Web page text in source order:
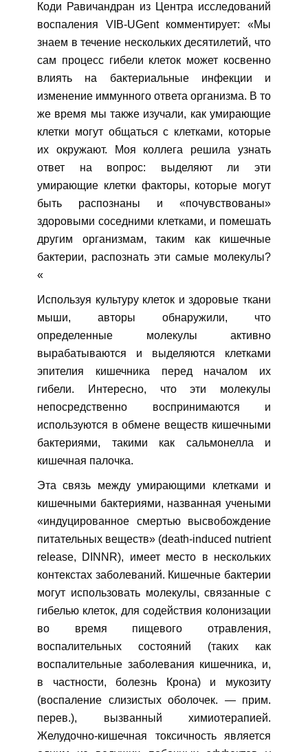
Коди Равичандран из Центра исследований
воспаления VIB-UGent комментирует: «Мы
знаем в течение нескольких десятилетий, что
сам процесс гибели клеток может косвенно
влиять на бактериальные инфекции и
изменение иммунного ответа организма. В то
же время мы также изучали, как умирающие
клетки могут общаться с клетками, которые
их окружают. Моя коллега решила узнать
ответ на вопрос: выделяют ли эти
умирающие клетки факторы, которые могут
быть распознаны и «почувствованы»
здоровыми соседними клетками, и помешать
другим организмам, таким как кишечные
бактерии, распознать эти самые молекулы?
«
Используя культуру клеток и здоровые ткани
мыши, авторы обнаружили, что
определенные молекулы активно
вырабатываются и выделяются клетками
эпителия кишечника перед началом их
гибели. Интересно, что эти молекулы
непосредственно воспринимаются и
используются в обмене веществ кишечными
бактериями, такими как сальмонелла и
кишечная палочка.
Эта связь между умирающими клетками и
кишечными бактериями, названная учеными
«индуцированное смертью высвобождение
питательных веществ» (death-induced nutrient
release, DINNR), имеет место в нескольких
контекстах заболеваний. Кишечные бактерии
могут использовать молекулы, связанные с
гибелью клеток, для содействия колонизации
во время пищевого отравления,
воспалительных состояний (таких как
воспалительные заболевания кишечника, и,
в частности, болезнь Крона) и мукозиту
(воспаление слизистых оболочек. — прим.
перев.), вызванный химиотерапией.
Желудочно-кишечная токсичность является